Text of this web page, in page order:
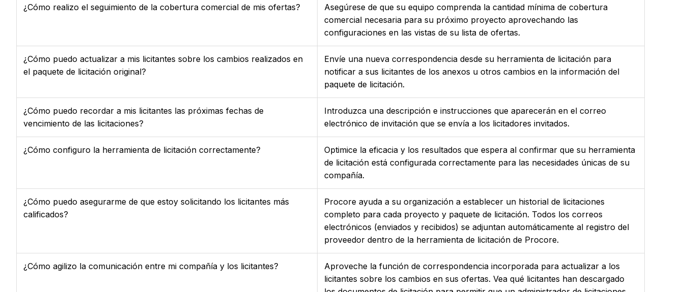
¿Cómo realizo el seguimiento de la cobertura comercial de mis ofertas?
Asegúrese de que su equipo comprenda la cantidad mínima de cobertura
comercial necesaria para su próximo proyecto aprovechando las
configuraciones en las vistas de su lista de ofertas.
¿Cómo puedo actualizar a mis licitantes sobre los cambios realizados en
el paquete de licitación original?
Envíe una nueva correspondencia desde su herramienta de licitación para
notificar a sus licitantes de los anexos u otros cambios en la información del
paquete de licitación.
¿Cómo puedo recordar a mis licitantes las próximas fechas de
vencimiento de las licitaciones?
Introduzca una descripción e instrucciones que aparecerán en el correo
electrónico de invitación que se envía a los licitadores invitados.
¿Cómo configuro la herramienta de licitación correctamente?
Optimice la eficacia y los resultados que espera al confirmar que su herramienta
de licitación está configurada correctamente para las necesidades únicas de su
compañía.
¿Cómo puedo asegurarme de que estoy solicitando los licitantes más
calificados?
Procore ayuda a su organización a establecer un historial de licitaciones
completo para cada proyecto y paquete de licitación. Todos los correos
electrónicos (enviados y recibidos) se adjuntan automáticamente al registro del
proveedor dentro de la herramienta de licitación de Procore.
¿Cómo agilizo la comunicación entre mi compañía y los licitantes?
Aproveche la función de correspondencia incorporada para actualizar a los
licitantes sobre los cambios en sus ofertas. Vea qué licitantes han descargado